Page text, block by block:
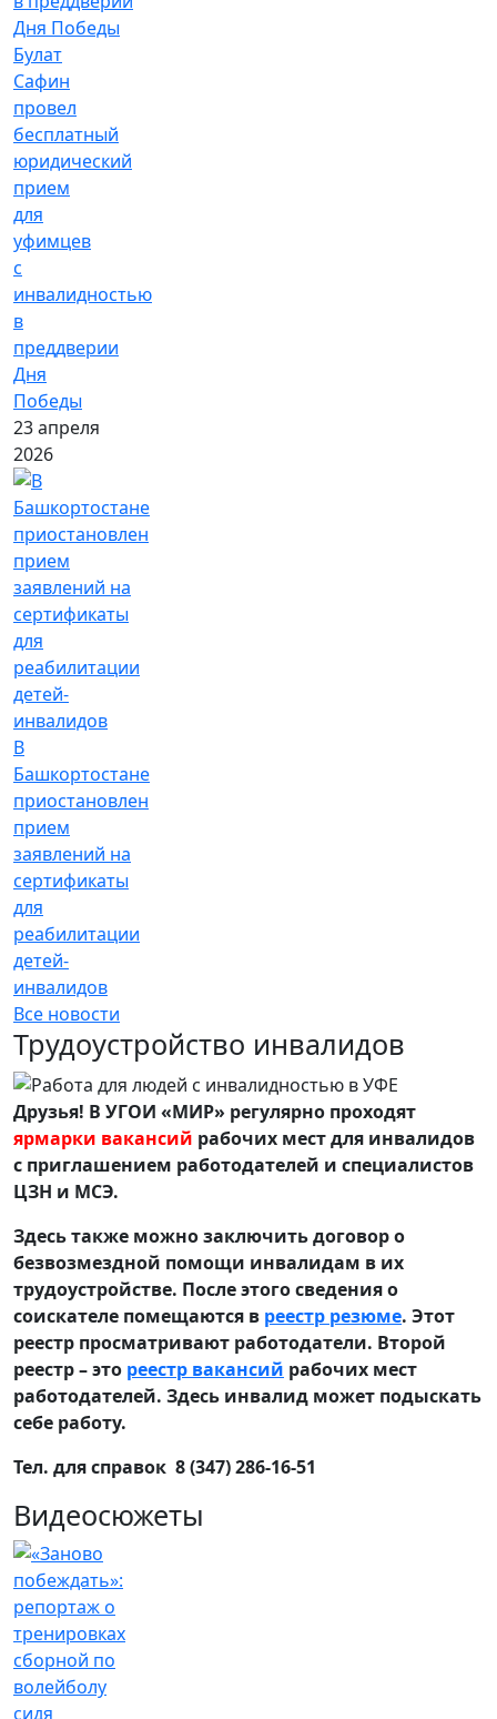
Булат
Сафин
провел
бесплатный
юридический
прием
для
уфимцев
с
инвалидностью
в
преддверии
Дня
Победы
23 апреля
2026
В
Башкортостане
приостановлен
прием
заявлений на
сертификаты
для
реабилитации
детей-
инвалидов
Все новости
Трудоустройство инвалидов
Друзья! В УГОИ «МИР» регулярно проходят
ярмарки вакансий рабочих мест для инвалидов
с приглашением работодателей и специалистов
ЦЗН и МСЭ.
Здесь также можно заключить договор о
безвозмездной помощи инвалидам в их
трудоустройстве. После этого сведения о
соискателе помещаются в реестр резюме. Этот
реестр просматривают работодатели. Второй
реестр – это реестр вакансий рабочих мест
работодателей. Здесь инвалид может подыскать
себе работу.
Тел. для справок 8 (347) 286-16-51
Видеосюжеты